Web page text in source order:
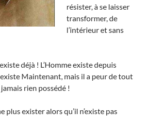
résister, à se laisser
transformer, de
l’intérieur et sans
déjà ! L’Homme existe depuis
Maintenant, mais il a peur de tout
jamais rien possédé !
plus exister alors qu’il n’existe pas